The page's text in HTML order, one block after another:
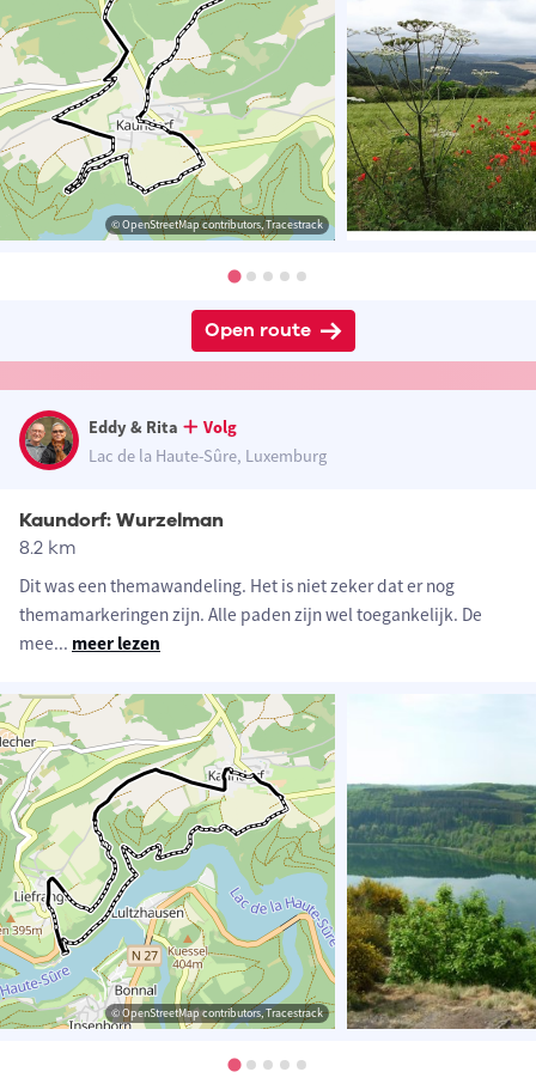
© OpenStreetMap contributors, Tracestrack
Open route
Eddy & Rita
Volg
Lac de la Haute-Sûre, Luxemburg
Kaundorf: Wurzelman
8.2 km
Dit was een themawandeling. Het is niet zeker dat er nog
themamarkeringen zijn. Alle paden zijn wel toegankelijk. De
mee... meer lezen
© OpenStreetMap contributors, Tracestrack